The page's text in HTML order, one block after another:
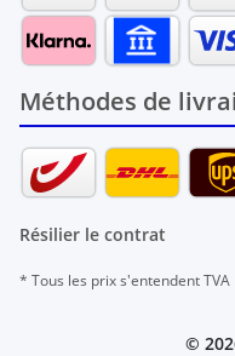
Méthodes de
Résilier le contrat
* Tous les prix s'entendent TVA
©